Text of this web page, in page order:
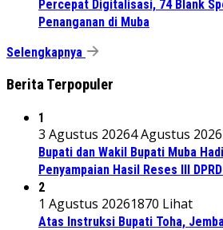
Percepat Digitalisasi, 74 Blank
Penanganan di Muba
Selengkapnya
Berita Terpopuler
1
3 Agustus 20264 Agustus 2026
Bupati dan Wakil Bupati Muba
Penyampaian Hasil Reses III
2
1 Agustus 20261870 Lihat
Atas Instruksi Bupati Toha,